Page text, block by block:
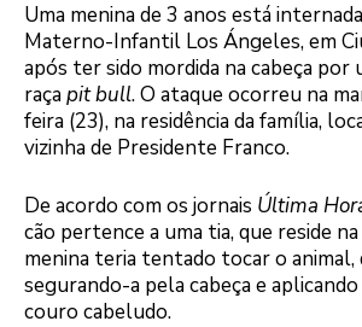
Uma menina de 3 anos está
Materno-Infantil Los Ángeles, em
após ter sido mordida na cabeça por
raçapit bull. O ataque ocorreu na
feira (23), na residência da família,
vizinha de Presidente Franco.
De acordo com os jornais Última
cão pertence a uma tia, que reside
menina teria tentado tocar o animal,
segurando-a pela cabeça e
couro cabeludo.